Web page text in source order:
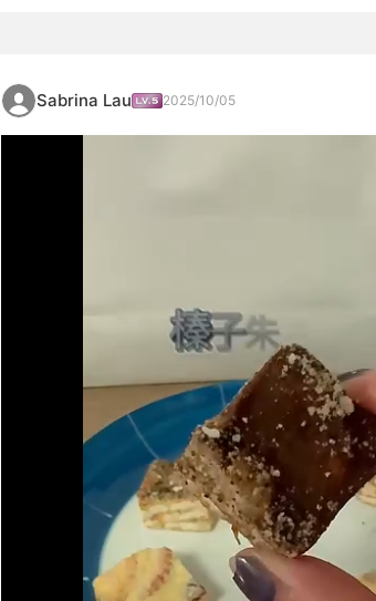
Sabrina Lau 2025/10/05